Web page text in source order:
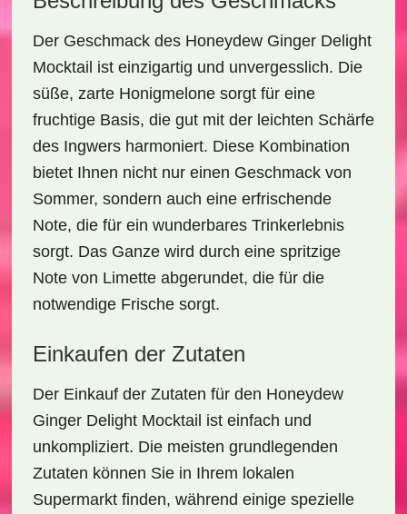
Der Geschmack des Honeydew Ginger Delight
Mocktail ist einzigartig und unvergesslich. Die
süße, zarte Honigmelone sorgt für eine
fruchtige Basis, die gut mit der leichten Schärfe
des Ingwers harmoniert. Diese Kombination
bietet Ihnen nicht nur einen Geschmack von
Sommer, sondern auch eine erfrischende
Note, die für ein wunderbares Trinkerlebnis
sorgt. Das Ganze wird durch eine spritzige
Note von Limette abgerundet, die für die
notwendige Frische sorgt.
Einkaufen der Zutaten
Der Einkauf der Zutaten für den Honeydew
Ginger Delight Mocktail ist einfach und
unkompliziert. Die meisten grundlegenden
Zutaten können Sie in Ihrem lokalen
Supermarkt finden, während einige spezielle